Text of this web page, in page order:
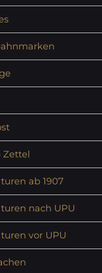
Zettel
ab 1907
nach UPU
vor UPU